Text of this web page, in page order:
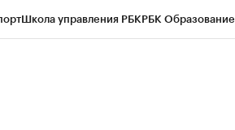
Школа управления РБКРБК Образование